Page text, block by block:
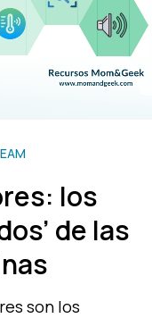
los
de las
son los